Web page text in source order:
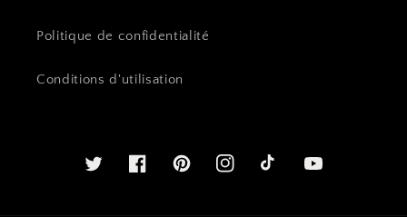
Politique de confidentialité
Conditions d'utilisation
Twitter FacebookPinterestInstagram Youtube